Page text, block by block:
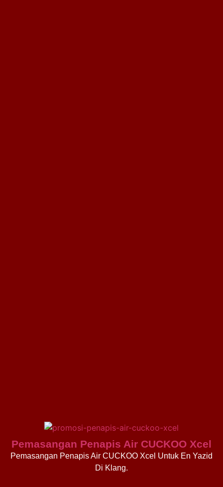
Pemasangan Penapis Air CUCKOO Xcel
Pemasangan Penapis Air CUCKOO Xcel Untuk En Yazid
Di Klang.